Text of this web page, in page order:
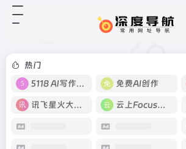
热门
5118 AI写作工具
免费AI创作
讯飞星火大模型 云上Focus接码